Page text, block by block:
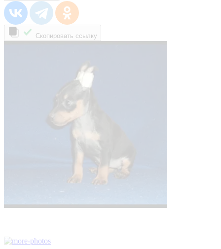
Скопировать ссылку